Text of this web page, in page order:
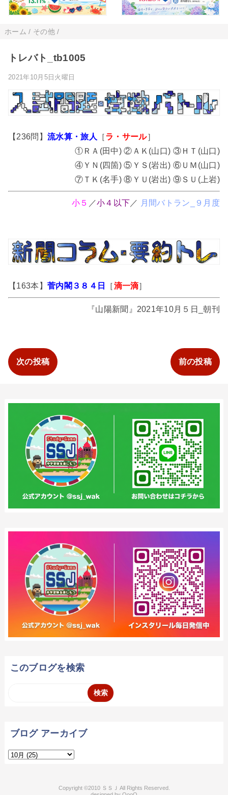
ホーム / その他/
トレバト_tb1005
2021年10月5日火曜日
【236問】 流水算・旅人 ［ラ・サール］
①ＲＡ(田中) ②ＡＫ(山口) ③ＨＴ(山口)
④ＹＮ(四箇) ⑤ＹＳ(岩出) ⑥ＵＭ(山口)
⑦ＴＫ(名手) ⑧ＹＵ(岩出) ⑨ＳＵ(上岩)
小５ ／小４以下 ／ 月間バトラン_９月度
【163本】 菅内閣３８４日 ［滴一滴］
『山陽新聞』2021年10月５日_朝刊
次の投稿 前の投稿
このブログを検索
ブログ アーカイブ
2010 ＳＳＪ